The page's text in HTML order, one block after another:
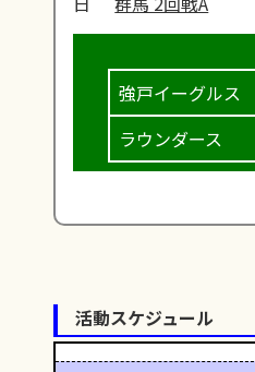
強戸イーグルス
ラウンダース
活動スケジュール